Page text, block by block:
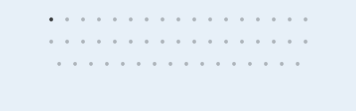
ПОДБОР ОБОРУДОВАНИЯ
Нам важен результат, поэтому
выезжаем с разными